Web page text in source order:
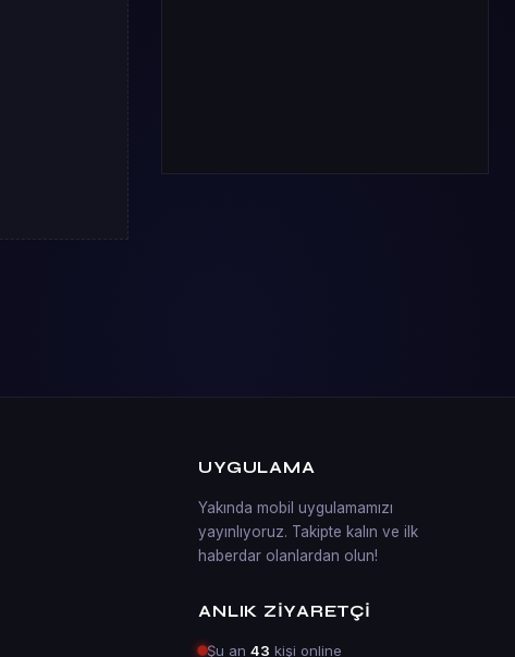
UYGULAMA
Yakında mobil uygulamamızı
yayınlıyoruz. Takipte kalın ve ilk
haberdar olanlardan olun!
ANLIK ZIYARETÇI
Şu an 43 kişi online